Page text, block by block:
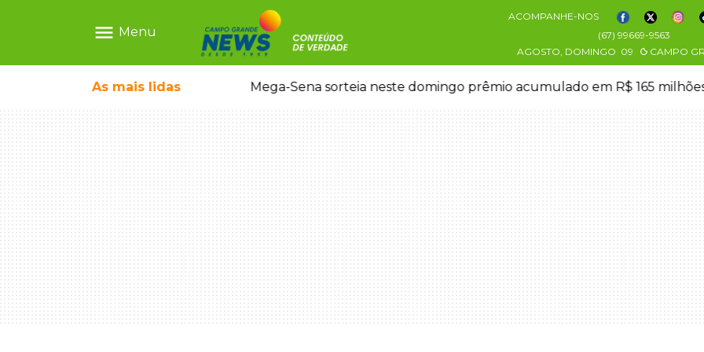
menu Menu
ACOMPANHE-NOS
(67) 99669-9563
AGOSTO, DOMINGO 09 CAMPO
As mais lidas
em sequestro de bebê na Capital Mega-Sena sorteia neste domingo prêmio acumulado em R$ 165